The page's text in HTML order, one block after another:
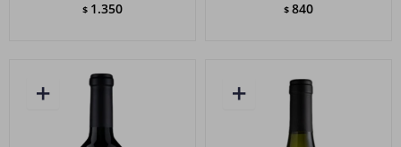
$ 1.350 $ 840